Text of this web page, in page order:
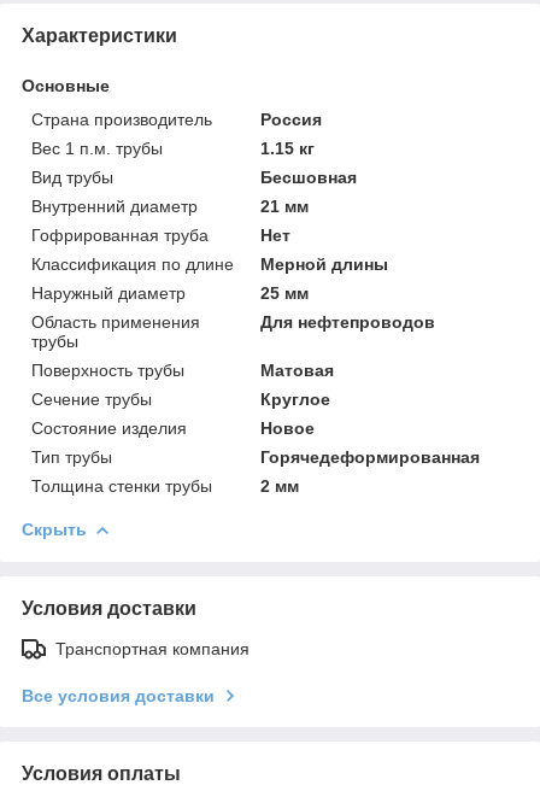
Характеристики
Основные
Страна производитель
Россия
Вес 1 п.м. трубы
1.15 кг
Вид трубы
Бесшовная
Внутренний диаметр
21 мм
Гофрированная труба
Нет
Классификация по длине
Мерной длины
Наружный диаметр
25 мм
Область применения
трубы
Для нефтепроводов
Поверхность трубы
Матовая
Сечение трубы
Круглое
Состояние изделия
Новое
Тип трубы
Горячедеформированная
Толщина стенки трубы
2 мм
Скрыть
Условия доставки
Транспортная компания
Все условия доставки
Условия оплаты